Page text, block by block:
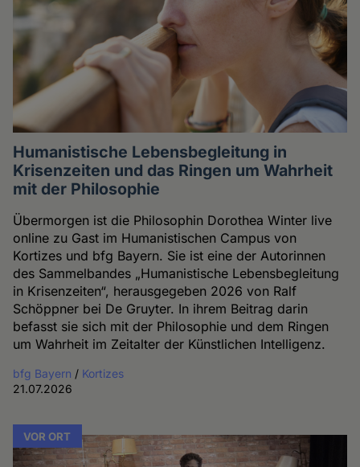
Humanistische Lebensbegleitung in
Krisenzeiten und das Ringen um Wahrheit
mit der Philosophie
Übermorgen ist die Philosophin Dorothea Winter live
online zu Gast im Humanistischen Campus von
Kortizes und bfg Bayern. Sie ist eine der Autorinnen
des Sammelbandes „Humanistische Lebensbegleitung
in Krisenzeiten“, herausgegeben 2026 von Ralf
Schöppner bei De Gruyter. In ihrem Beitrag darin
befasst sie sich mit der Philosophie und dem Ringen
um Wahrheit im Zeitalter der Künstlichen Intelligenz.
bfg Bayern / Kortizes
21.07.2026
VOR ORT